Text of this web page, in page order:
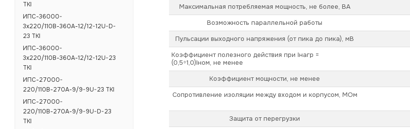
Максимальная потребляемая мощность, не более, ВА
Возможность параллельной работы
Пульсации выходного напряжения (от пика до пика), мВ
Коэффициент полезного действия при Iнагр =
(0,5÷1,0)Iном, не менее
Коэффициент мощности, не менее
Сопротивление изоляции между входом и корпусом, МОм
Защита от перегрузки
TKI
ИПС-36000-
3х220/110В-360А-12/12-12U-D-
23 TKI
ИПС-36000-
3х220/110В-360А-12/12-12U-23
TKI
ИПС-27000-
220/110В-270А-9/9-9U-23 TKI
ИПС-27000-
220/110В-270А-9/9-9U-D-23
TKI